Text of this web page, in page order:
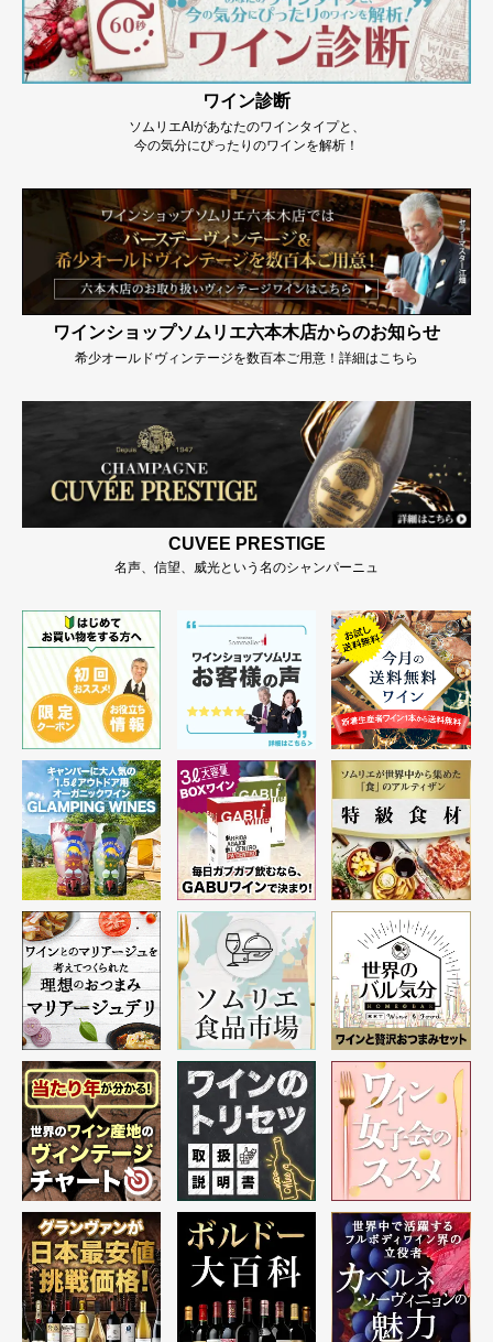
ワイン診断
ソムリエAIがあなたのワインタイプと、
今の気分にぴったりのワインを解析！
ワインショップソムリエ六本木店からのお知らせ
希少オールドヴィンテージを数百本ご用意！詳細はこちら
CUVEE PRESTIGE
名声、信望、威光という名のシャンパーニュ